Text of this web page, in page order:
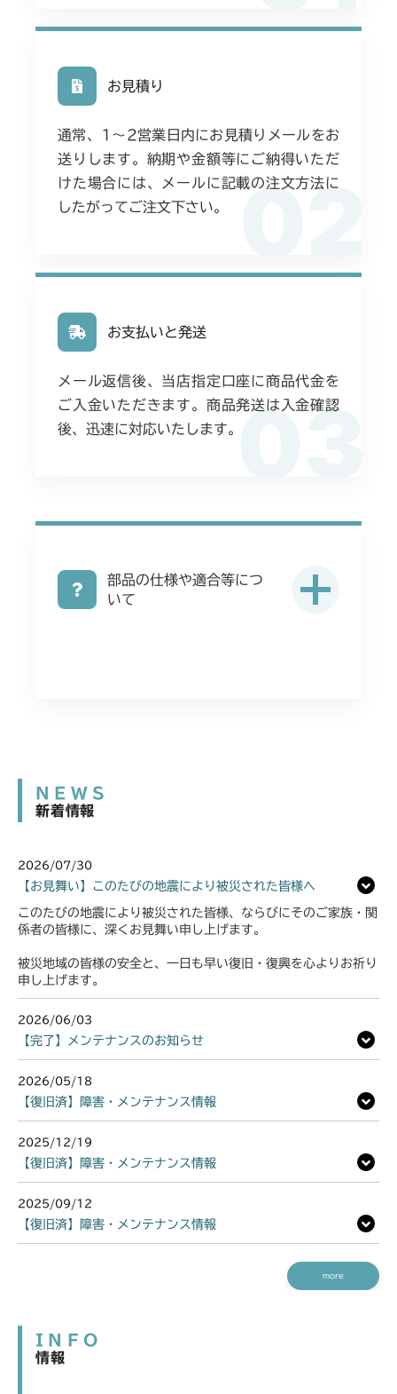
02
お見積り
通常、1〜2営業日内にお見積りメールをお
送りします。納期や金額等にご納得いただ
けた場合には、メールに記載の注文方法に
したがってご注文下さい。
03
お支払いと発送
メール返信後、当店指定口座に商品代金を
ご入金いただきます。商品発送は入金確認
後、迅速に対応いたします。
部品の仕様や適合等につ
いて
NEWS
新着情報
2026/07/30
【お見舞い】このたびの地震により被災された皆様へ
このたびの地震により被災された皆様、ならびにそのご家族・関
係者の皆様に、深くお見舞い申し上げます。
被災地域の皆様の安全と、一日も早い復旧・復興を心よりお祈り
申し上げます。
2026/06/03
【完了】メンテナンスのお知らせ
2026/05/18
【復旧済】障害・メンテナンス情報
2025/12/19
【復旧済】障害・メンテナンス情報
2025/09/12
【復旧済】障害・メンテナンス情報
more
INFO
情報